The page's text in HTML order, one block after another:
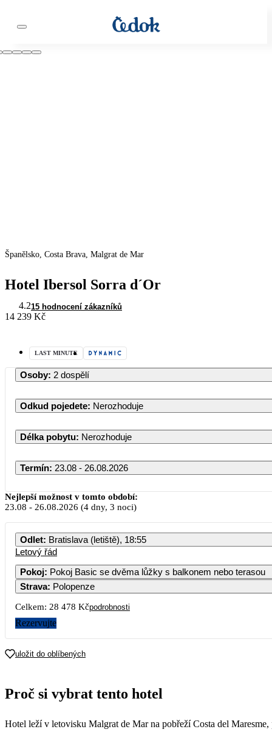
Španělsko, Costa Brava, Malgrat de Mar
Hotel Ibersol Sorra d´Or
4.215 hodnocení zákazníků
14 239 Kč
LAST MINUTE
Osoby: 2 dospělí
Odkud pojedete: Nerozhoduje
Délka pobytu: Nerozhoduje
Termín: 23.08 - 26.08.2026
Nejlepší možnost v tomto období:
23.08 - 26.08.2026 (4 dny, 3 noci)
Odlet: Bratislava (letiště), 18:55
Letový řád
Pokoj:
Pokoj Basic se dvěma lůžky s balkonem nebo terasou
Strava: Polopenze
Celkem: 28 478 Kčpodrobnosti
Rezervujte
uložit do oblíbených
Proč si vybrat tento hotel
Hotel leží v letovisku Malgrat de Mar na pobřeží Costa del